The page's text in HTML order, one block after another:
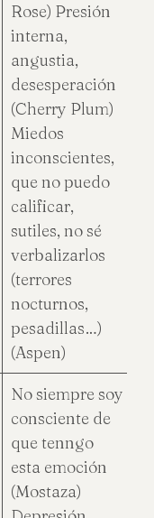
Rose) Presión
interna,
angustia,
desesperación
(Cherry Plum)
Miedos
inconscientes,
que no puedo
calificar,
sutiles, no sé
verbalizarlos
(terrores
nocturnos,
pesadillas…)
(Aspen)
No siempre soy
consciente de
que tenngo
esta emoción
(Mostaza)